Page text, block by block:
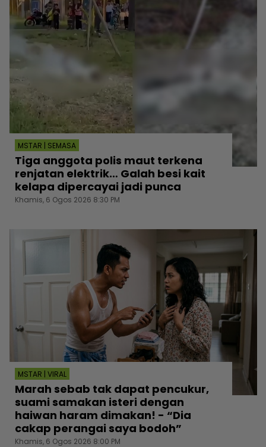
MSTAR | SEMASA
Tiga anggota polis maut terkena
renjatan elektrik… Galah besi kait
kelapa dipercayai jadi punca
Khamis, 6 Ogos 2026 8:30 PM
MSTAR | VIRAL
Marah sebab tak dapat pencukur,
suami samakan isteri dengan
haiwan haram dimakan! - “Dia
cakap perangai saya bodoh”
Khamis, 6 Ogos 2026 8:00 PM